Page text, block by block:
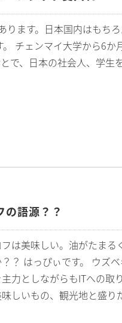
ります。日本国内はもち
チェンマイ大学から6
で、日本の社会人、学生
の語源？？
は美味しい。油がたま
？ はっぴぃです。 ウズ
力としながらもITへの取
しいもの、観光地と盛り